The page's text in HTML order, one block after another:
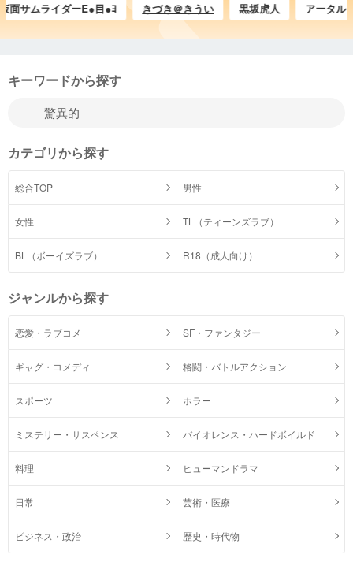
ムライダーE●目●ﾖ きづき＠きうい 黒坂虎人 アータル
キーワードから探す
カテゴリから探す
総合TOP 男性
女性 TL（ティーンズラブ）
BL（ボーイズラブ） R18（成人向け）
ジャンルから探す
恋愛・ラブコメ SF・ファンタジー
ギャグ・コメディ 格闘・バトルアクション
スポーツ ホラー
ミステリー・サスペンス バイオレンス・ハードボイルド
料理 ヒューマンドラマ
日常 芸術・医療
ビジネス・政治 歴史・時代物